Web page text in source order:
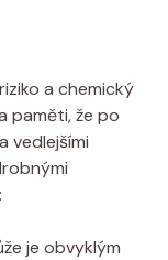
a chemický
paměti, že po
vedlejšími
je obvyklým